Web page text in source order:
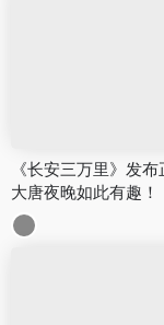
《长安三万里》发
大唐夜晚如此有趣！